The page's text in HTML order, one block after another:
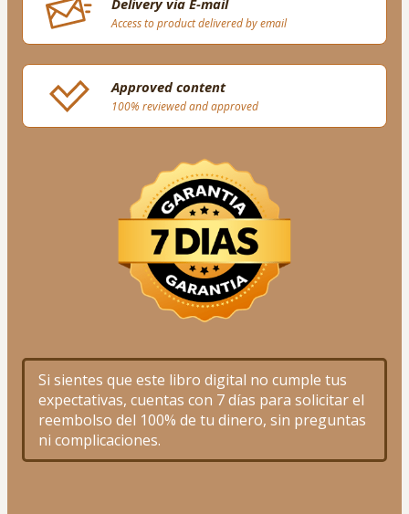
Delivery via E-mail
Access to product delivered by email
Approved content
100% reviewed and approved
Si sientes que este libro digital no cumple tus
expectativas, cuentas con 7 días para solicitar el
reembolso del 100% de tu dinero, sin preguntas
ni complicaciones.